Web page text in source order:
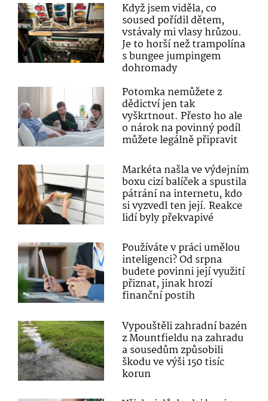
Když jsem viděla, co
soused pořídil dětem,
vstávaly mi vlasy hrůzou.
Je to horší než trampolína
s bungee jumpingem
dohromady
Potomka nemůžete z
dědictví jen tak
vyškrtnout. Přesto ho ale
o nárok na povinný podíl
můžete legálně připravit
Markéta našla ve výdejním
boxu cizí balíček a spustila
pátrání na internetu, kdo
si vyzvedl ten její. Reakce
lidí byly překvapivé
Používáte v práci umělou
inteligenci? Od srpna
budete povinni její využití
přiznat, jinak hrozí
finanční postih
Vypouštěli zahradní bazén
z Mountfieldu na zahradu
a sousedům způsobili
škodu ve výši 150 tisíc
korun